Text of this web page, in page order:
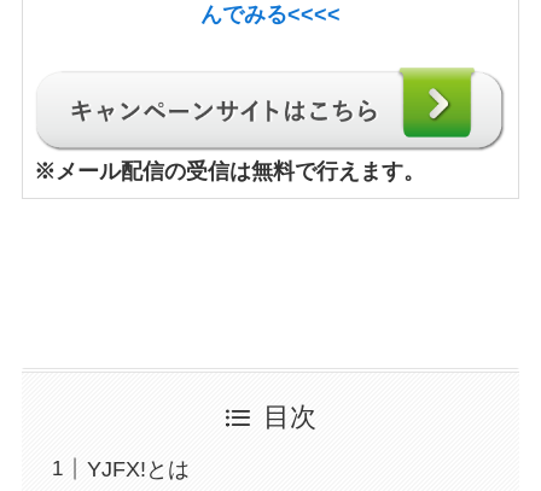
んでみる<<<<
※メール配信の受信は無料で行えます。
目次
YJFX!とは